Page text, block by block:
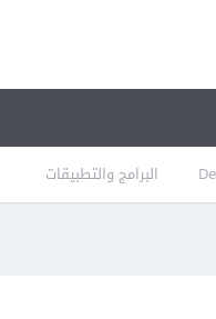
البرامج والتطبيقات